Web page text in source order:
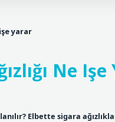
yarar
Ne
Elbette sigara